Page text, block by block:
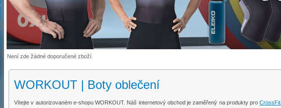
Není zde žádné doporučené zboží
WORKOUT | Boty oblečení
Vítejte v autorizovaném e-shopu WORKOUT. Náš internetový obchod je zaměřený na produkty proCrossFit